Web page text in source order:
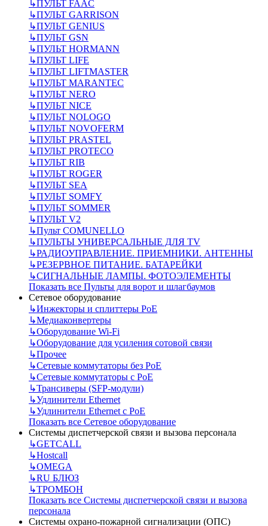
↳ПУЛЬТ FAAC
↳ПУЛЬТ GARRISON
↳ПУЛЬТ GENIUS
↳ПУЛЬТ GSN
↳ПУЛЬТ HORMANN
↳ПУЛЬТ LIFE
↳ПУЛЬТ LIFTMASTER
↳ПУЛЬТ MARANTEC
↳ПУЛЬТ NERO
↳ПУЛЬТ NICE
↳ПУЛЬТ NOLOGO
↳ПУЛЬТ NOVOFERM
↳ПУЛЬТ PRASTEL
↳ПУЛЬТ PROTECO
↳ПУЛЬТ RIB
↳ПУЛЬТ ROGER
↳ПУЛЬТ SEA
↳ПУЛЬТ SOMFY
↳ПУЛЬТ SOMMER
↳ПУЛЬТ V2
↳Пульт СOMUNELLO
↳ПУЛЬТЫ УНИВЕРСАЛЬНЫЕ ДЛЯ TV
↳РАДИОУПРАВЛЕНИЕ. ПРИЕМНИКИ. АНТЕННЫ
↳РЕЗЕРВНОЕ ПИТАНИЕ. БАТАРЕЙКИ
↳СИГНАЛЬНЫЕ ЛАМПЫ. ФОТОЭЛЕМЕНТЫ
Показать все Пульты для ворот и шлагбаумов
Сетевое оборудование
↳Инжекторы и сплиттеры РоЕ
↳Медиаконвертеры
↳Оборудование Wi-Fi
↳Оборудование для усиления сотовой связи
↳Прочее
↳Сетевые коммутаторы без РоЕ
↳Сетевые коммутаторы с РоЕ
↳Трансиверы (SFP-модули)
↳Удлинители Ethernet
↳Удлинители Ethernet с PoE
Показать все Сетевое оборудование
Системы диспетчерской связи и вызова персонала
↳GETCALL
↳Hostcall
↳OMEGA
↳RU БЛЮЗ
↳ТРОМБОН
Показать все Системы диспетчерской связи и вызова
персонала
Системы охрано-пожарной сигнализации (ОПС)